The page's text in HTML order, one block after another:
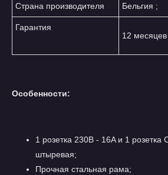
Страна производителя Бельгия ;
Гарантия
12 месяцев
Особенности:
1 розетка 230В - 16A и 1 розетка
штыревая;
Прочная стальная рама;